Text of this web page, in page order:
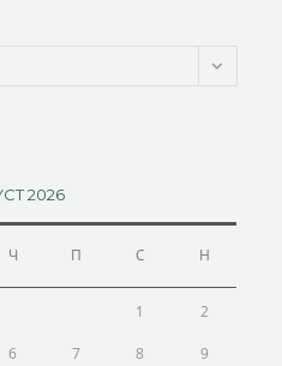
2026
Ч П С Н
1 2
6 7 8 9